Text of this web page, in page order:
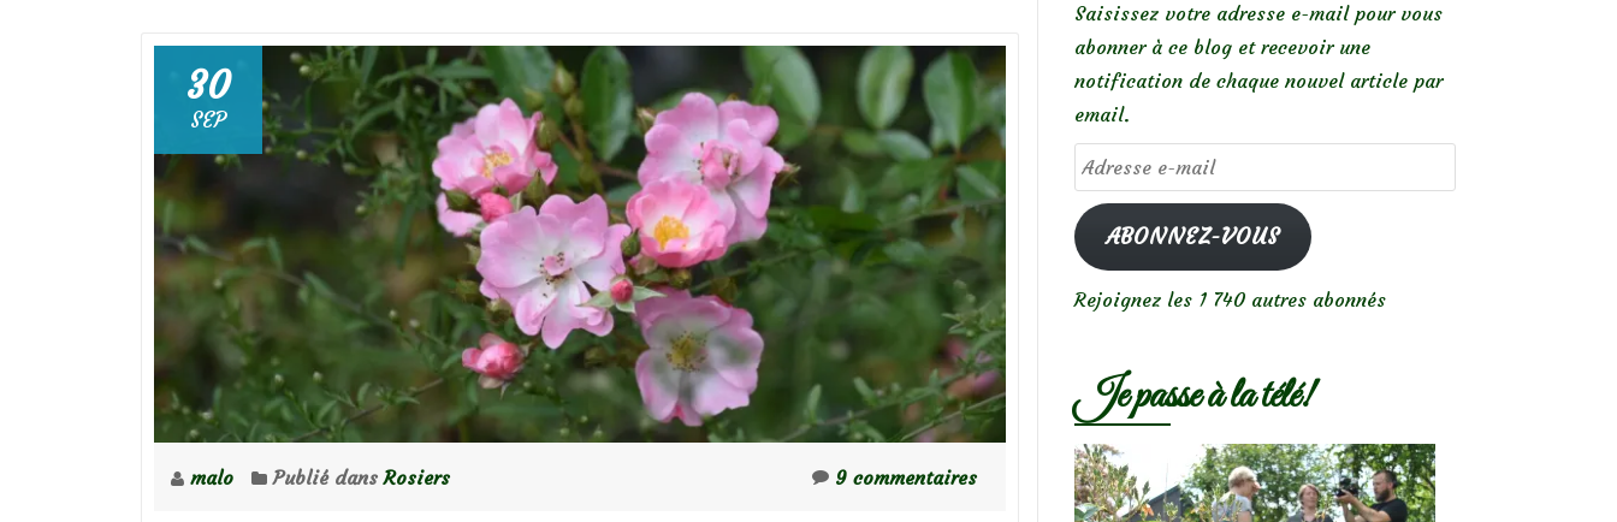
Septembre
au
jardin:
point
trop
n’en
faut!
30
SEP
malo Publié dansRosiers 9 commentaires
Saisissez votre adresse e-mail pour vous
abonner à ce blog et recevoir une
notification de chaque nouvel article par
email.
Adresse
e-
mailABONNEZ-VOUS
Rejoignez les 1 740 autres abonnés
Je passe à la télé!